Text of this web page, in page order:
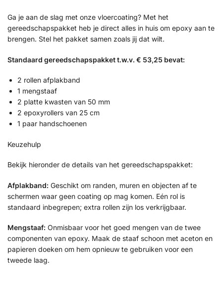
Ga je aan de slag met onze vloercoating? Met het
gereedschapspakket heb je direct alles in huis om epoxy aan te
brengen. Stel het pakket samen zoals jij dat wilt.
Standaard gereedschapspakket t.w.v. € 53,25 bevat:
2 rollen afplakband
1 mengstaaf
2 platte kwasten van 50 mm
2 epoxyrollers van 25 cm
1 paar handschoenen
Keuzehulp
Bekijk hieronder de details van het gereedschapspakket:
Afplakband: Geschikt om randen, muren en objecten af te
schermen waar geen coating op mag komen. Eén rol is
standaard inbegrepen; extra rollen zijn los verkrijgbaar.
Mengstaaf: Onmisbaar voor het goed mengen van de twee
componenten van epoxy. Maak de staaf schoon met aceton en
papieren doeken om hem opnieuw te gebruiken voor een
tweede laag.